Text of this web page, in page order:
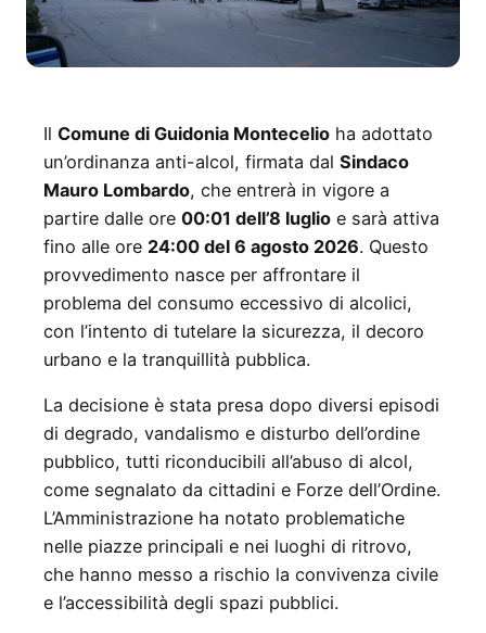
Il Comune di Guidonia Montecelio ha adottato
un’ordinanza anti-alcol, firmata dal Sindaco
Mauro Lombardo, che entrerà in vigore a
partire dalle ore 00:01 dell’8 luglio e sarà attiva
fino alle ore 24:00 del 6 agosto 2026. Questo
provvedimento nasce per affrontare il
problema del consumo eccessivo di alcolici,
con l’intento di tutelare la sicurezza, il decoro
urbano e la tranquillità pubblica.
La decisione è stata presa dopo diversi episodi
di degrado, vandalismo e disturbo dell’ordine
pubblico, tutti riconducibili all’abuso di alcol,
come segnalato da cittadini e Forze dell’Ordine.
L’Amministrazione ha notato problematiche
nelle piazze principali e nei luoghi di ritrovo,
che hanno messo a rischio la convivenza civile
e l’accessibilità degli spazi pubblici.